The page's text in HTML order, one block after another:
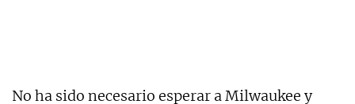
No ha sido necesario esperar a Milwaukee y